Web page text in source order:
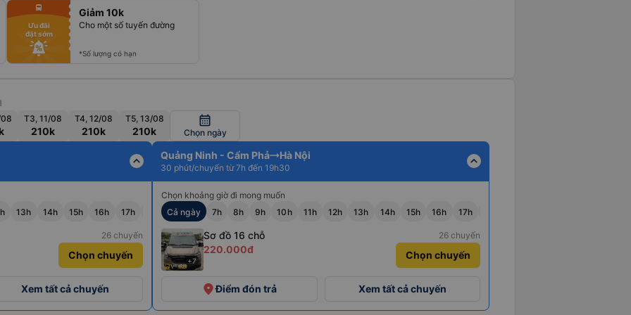
fiber_manual_record
fiber_manual_record
fiber_manual_record
fiber_manual_record
fiber_manual_record
fiber_manual_record
fiber_manual_record
directions_bus
Ưu đãi
đặt sớm
Giảm 10k
Cho một số tuyến đường
*Số lượng có hạn
T3, 11/08
210k
T4, 12/08
210k
T5, 13/08
210k
calendar_month
Chọn ngày
expand_less
13h 14h 15h 16h 17h 18h 19h
26 chuyến
Chọn chuyến
Xem tất cả chuyến
Quảng Ninh - Cẩm Phả Hà Nội
30 phút/chuyến từ 7h đến 19h30 expand_less
Chọn khoảng giờ đi mong muốn
Cả ngày
7h 8h 9h 10h 11h 12h 13h 14h 15h 16h 17h
+7
Sơ đồ 16 chỗ 26 chuyến
220.000đ Chọn chuyến
placeĐiểm đón trả Xem tất cả chuyến